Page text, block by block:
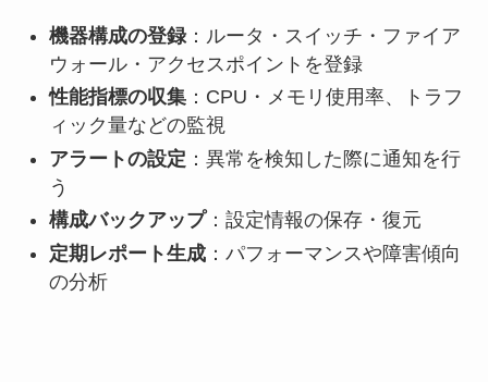
機器構成の登録：ルータ・スイッチ・ファイア
ウォール・アクセスポイントを登録
性能指標の収集：CPU・メモリ使用率、トラフ
ィック量などの監視
アラートの設定 ：異常を検知した際に通知を行
う
構成バックアップ：設定情報の保存・復元
定期レポート生成：パフォーマンスや障害傾向
の分析